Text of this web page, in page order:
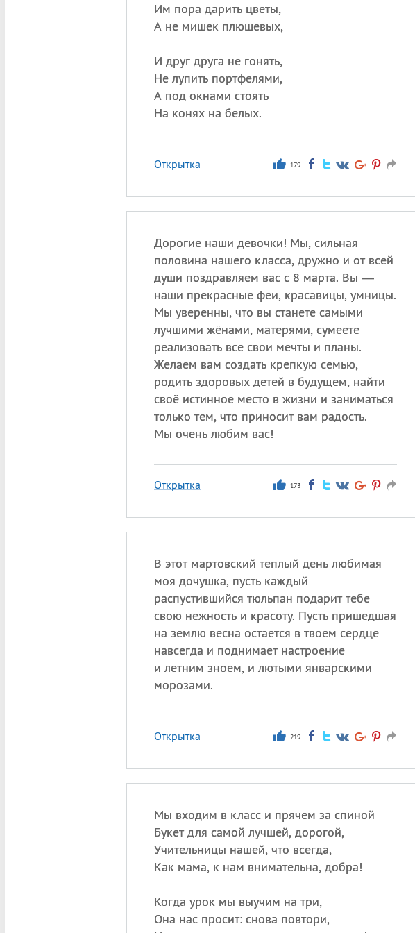
Им пора дарить цветы,
А не мишек плюшевых,
И друг друга не гонять,
Не лупить портфелями,
А под окнами стоять
На конях на белых.
Открытка 179
Дорогие наши девочки! Мы, сильная
половина нашего класса, дружно и от всей
души поздравляем вас с 8 марта. Вы —
наши прекрасные феи, красавицы, умницы.
Мы уверенны, что вы станете самыми
лучшими жёнами, матерями, сумеете
реализовать все свои мечты и планы.
Желаем вам создать крепкую семью,
родить здоровых детей в будущем, найти
своё истинное место в жизни и заниматься
только тем, что приносит вам радость.
Мы очень любим вас!
Открытка 173
В этот мартовский теплый день любимая
моя дочушка, пусть каждый
распустившийся тюльпан подарит тебе
свою нежность и красоту. Пусть пришедшая
на землю весна остается в твоем сердце
навсегда и поднимает настроение
и летним зноем, и лютыми январскими
морозами.
Открытка 219
Мы входим в класс и прячем за спиной
Букет для самой лучшей, дорогой,
Учительницы нашей, что всегда,
Как мама, к нам внимательна, добра!
Когда урок мы выучим на три,
Она нас просит: снова повтори,